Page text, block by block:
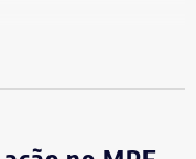
apreendidos
R$ 316 mil por mês
com mofo e